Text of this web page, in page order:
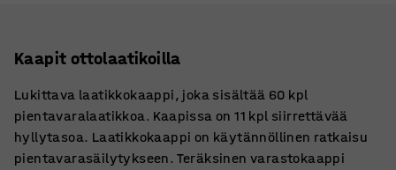
Kaapit ottolaatikoilla
Lukittava laatikkokaappi, joka sisältää 60 kpl
pientavaralaatikkoa. Kaapissa on 11 kpl siirrettävää
hyllytasoa. Laatikkokaappi on käytännöllinen ratkaisu
pientavarasäilytykseen. Teräksinen varastokaappi